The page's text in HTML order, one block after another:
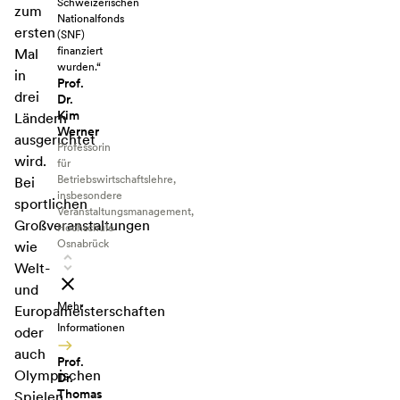
zum
ersten
Mal
in
drei
Ländern
ausgerichtet
wird.
Bei
sportlichen
Großveranstaltungen
wie
Welt-
und
Europameisterschaften
oder
auch
Olympischen
Schweizerischen
Nationalfonds
(SNF)
finanziert
wurden.“
Prof.
Dr.
Kim
Werner
Professorin
für
Betriebswirtschaftslehre,
insbesondere
Veranstaltungsmanagement,
Hochschule
Osnabrück
Mehr
Informationen
Prof.
Dr.
Thomas